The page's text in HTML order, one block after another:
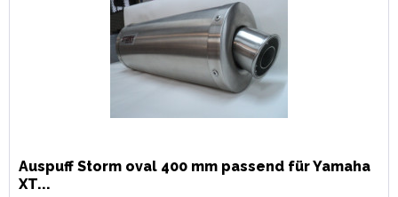
Auspuff Storm oval 400 mm passend für Yamaha
XT...